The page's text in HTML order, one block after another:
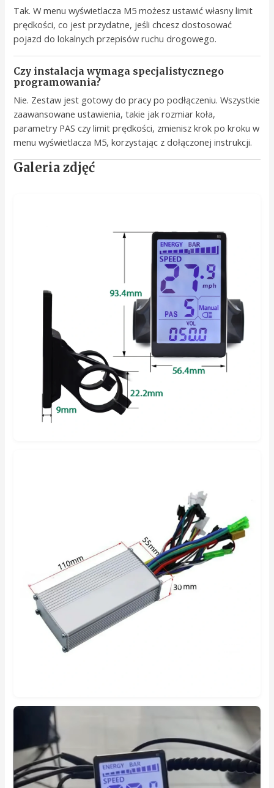
Tak. W menu wyświetlacza M5 możesz ustawić własny limit
prędkości, co jest przydatne, jeśli chcesz dostosować
pojazd do lokalnych przepisów ruchu drogowego.
Czy instalacja wymaga specjalistycznego
programowania?
Nie. Zestaw jest gotowy do pracy po podłączeniu. Wszystkie
zaawansowane ustawienia, takie jak rozmiar koła,
parametry PAS czy limit prędkości, zmienisz krok po kroku w
menu wyświetlacza M5, korzystając z dołączonej instrukcji.
Galeria zdjęć